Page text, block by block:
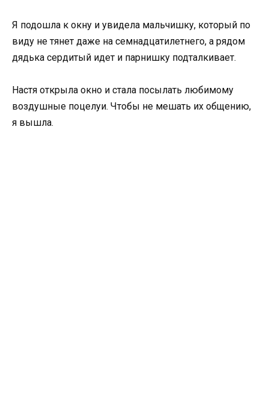
Я подошла к окну и увидела мальчишку, который по
виду не тянет даже на семнадцатилетнего, а рядом
дядька сердитый идет и парнишку подталкивает.
Настя открыла окно и стала посылать любимому
воздушные поцелуи. Чтобы не мешать их общению,
я вышла.